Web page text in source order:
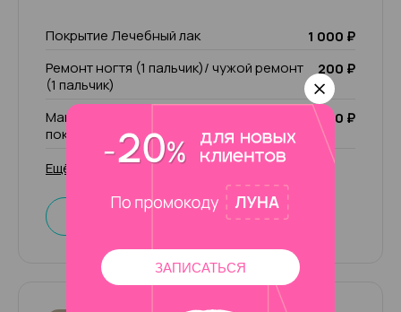
Покрытие Лечебный лак
1 000 ₽
Ремонт ногтя (1 пальчик)/ чужой ремонт
(1 пальчик)
200 ₽
Маникюр комбинированный без
покрытия
2 000 ₽
Ещё 29 услуг
Записаться
ЗАПИСАТЬСЯ